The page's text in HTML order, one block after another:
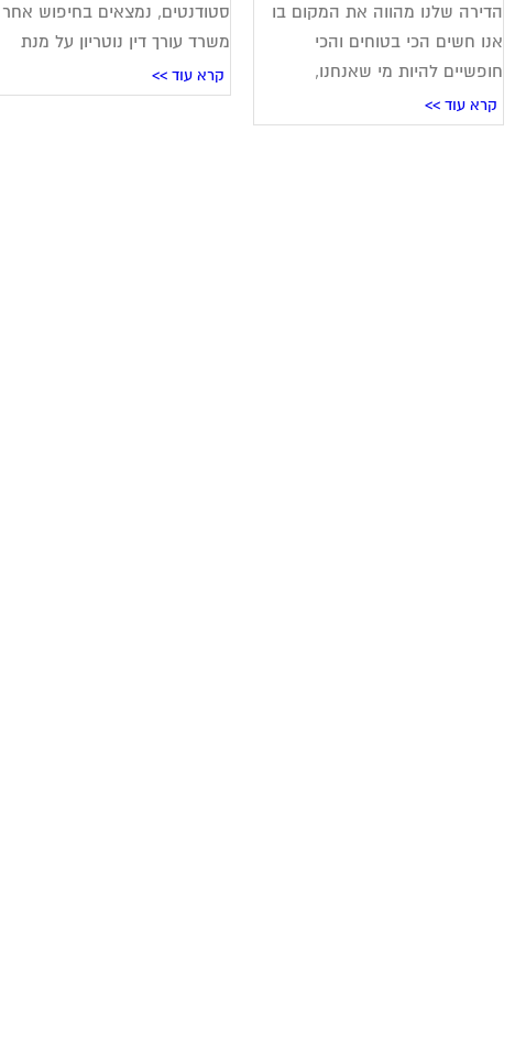
הדירה שלנו מהווה את המקום בו
אנו חשים הכי בטוחים והכי
חופשיים להיות מי שאנחנו,
קרא עוד >>
סטודנטים, נמצאים בחיפוש אחר
משרד עורך דין נוטריון על מנת
קרא עוד >>